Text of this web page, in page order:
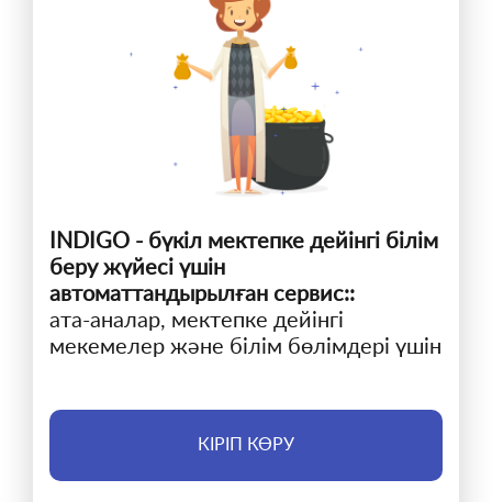
INDIGO - бүкіл мектепке дейінгі білім
беру жүйесі үшін
автоматтандырылған сервис::
ата-аналар, мектепке дейінгі
мекемелер және білім бөлімдері үшін
КІРІП КӨРУ